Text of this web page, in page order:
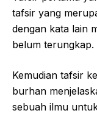
tafsir yang
dengan kata lain
belum terungkap.
Kemudian tafsir
burhan
sebuah ilmu